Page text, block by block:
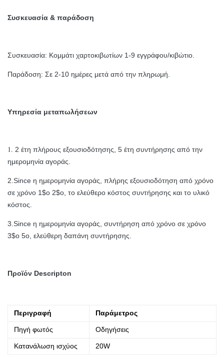
Συσκευασία & παράδοση
Συσκευασία: Κομμάτι χαρτοκιβωτίων 1-9 εγγράφου/κιβώτιο.
Παράδοση: Σε 2-10 ημέρες μετά από την πληρωμή.
Υπηρεσία μεταπωλήσεων
1. 2 έτη πλήρους εξουσιοδότησης, 5 έτη συντήρησης από την
ημερομηνία αγοράς.
2.Since η ημερομηνία αγοράς, πλήρης εξουσιοδότηση από χρόνο
σε χρόνο 1$ο 2$ο, το ελεύθερο κόστος συντήρησης και το υλικό
κόστος.
3.Since η ημερομηνία αγοράς, συντήρηση από χρόνο σε χρόνο
3$ο 5ο, ελεύθερη δαπάνη συντήρησης.
Προϊόν Descripton
Περιγραφή Παράμετρος
Πηγή φωτός Οδηγήσεις
Κατανάλωση ισχύος 20W